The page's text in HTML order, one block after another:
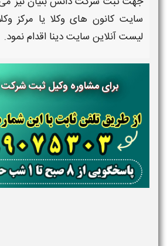
سایت کانون های وکلا یا مرکز
لیست آنلاین سایت دینا اقدام نمود.
برای مشاوره وکیل ثبت